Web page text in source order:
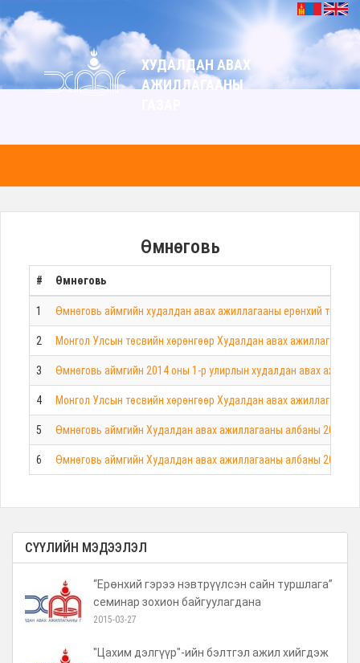
ХУДАЛДАН АВАХ
АЖИЛЛАГААНЫ
Өмнөговь
# Өмнөговь
1 Өмнөговь аймгийн худалдан авах ажиллагааны ерөнхий
2 Монгол Улсын төсвийн хөрөнгөөр Худалдан авах ажиллагааны
3 Өмнөговь аймгийн 2014 оны 1-р улирлын худалдан авах
4 Монгол Улсын төсвийн хөрөнгөөр Худалдан авах ажиллагааны
5 Өмнөговь аймгийн Худалдан авах ажиллагааны албаны 2014
6 Өмнөговь аймгийн Худалдан авах ажиллагааны албаны 2015
СҮҮЛИЙН МЭДЭЭЛЭЛ
“Ерөнхий гэрээ нэвтрүүлсэн сайн туршлага”
семинар зохион байгуулагдана
2015-03-27
"Цахим дэлгүүр"-ийн бэлтгэл ажил хийгдэж